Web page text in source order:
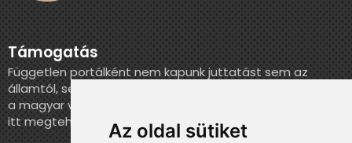
Az oldal sütiket
Támogatás
Független portálként nem kapunk juttatást sem az
államtól, sem más szervezettől. Ha szeretnél segíteni
a magyar válogatott történelmének feldolgozásában,
itt megteheted.